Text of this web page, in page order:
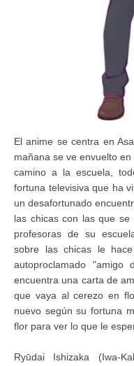
El anime se centra en
mañana se ve envuelto
camino a la escuela,
fortuna televisiva que ha
un desafortunado
las chicas con las que
profesoras de su
sobre las chicas le
autoproclamado "amigo
encuentra una carta de
que vaya al cerezo en
nuevo según su fortuna
flor para ver lo que le
Ryūdai Ishizaka (Iwa-